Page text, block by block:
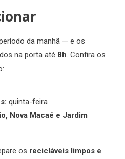
da manhã — e os
na porta até 8h. Confira os
quinta-feira
Nova Macaé e Jardim
os recicláveis limpos e